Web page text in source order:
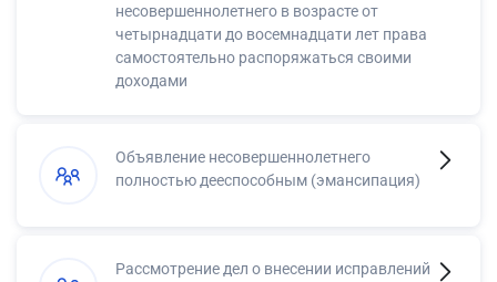
несовершеннолетнего в возрасте от
четырнадцати до восемнадцати лет права
самостоятельно распоряжаться своими
доходами
Объявление несовершеннолетнего
полностью дееспособным (эмансипация)
Рассмотрение дел о внесении исправлений